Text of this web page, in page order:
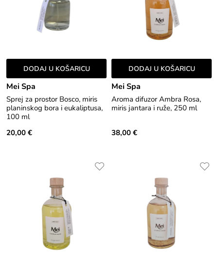
DODAJ U KOŠARICU
Mei Spa
Sprej za prostor Bosco, miris
planinskog bora i eukaliptusa,
100 ml
20,00 €
DODAJ U KOŠARICU
Mei Spa
Aroma difuzor Ambra Rosa,
miris jantara i ruže, 250 ml
38,00 €